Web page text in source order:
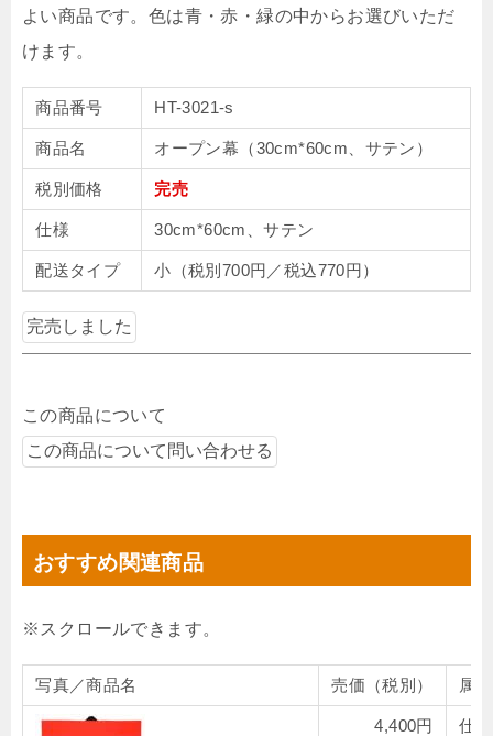
よい商品です。色は青・赤・緑の中からお選びいただ
けます。
商品番号 HT-3021-s
商品名 オープン幕（30cm*60cm、サテン）
税別価格 完売
仕様 30cm*60cm、サテン
配送タイプ 小（税別700円／税込770円）
この商品について
おすすめ関連商品
写真／商品名 売価（税別） 属性
4,400円
仕